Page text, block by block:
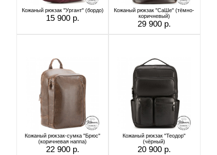
Кожаный рюкзак "Ургант" (бордо)
15 900 р.
Кожаный рюкзак "СаШе" (тёмно-
коричневый)
29 900 р.
Кожаный рюкзак-сумка "Брюс"
(коричневая наппа)
22 900 р.
Кожаный рюкзак "Теодор"
(чёрный)
20 900 р.